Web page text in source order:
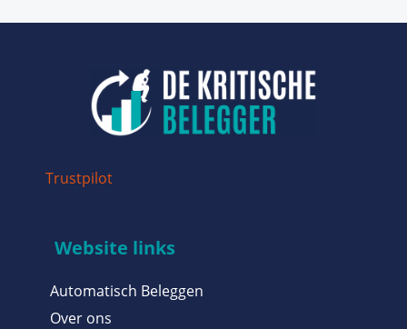
Trustpilot
Website links
Automatisch Beleggen
Over ons